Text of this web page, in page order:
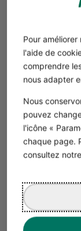
Pour
l'aide de
comprendre
nous adapter
Nous
pouvez
l'icône «
chaque page.
consultez notre
Société
Société
Unipersonnelle
la Société
(SELAFA) ;
Actions (
Chacune de
calquée sur le
traditionnelles,
Retrouvez les
tableau ci-après.
Forme de